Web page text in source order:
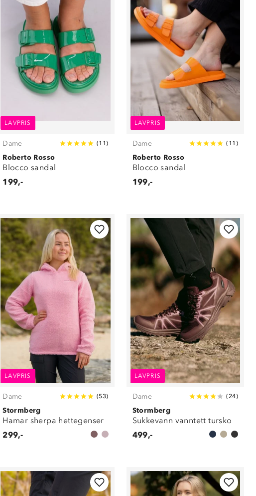
LAVPRIS
Dame (11 )
Roberto Rosso
Blocco sandal
199,-
LAVPRIS
Dame ( 11 )
Roberto Rosso
Blocco sandal
199,-
LAVPRIS
Dame (53)
Stormberg
Hamar sherpa hettegenser
299,-
LAVPRIS
Dame ( 24)
Stormberg
Sukkevann vanntett tursko
499,-